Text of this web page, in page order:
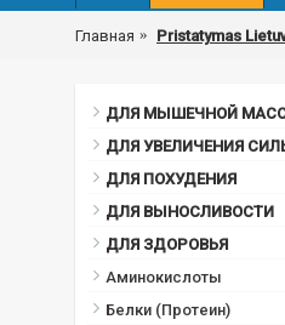
Главная Pristatymas
ДЛЯ МЫШЕЧНОЙ
ДЛЯ УВЕЛИЧЕНИЯ
ДЛЯ ПОХУДЕНИЯ
ДЛЯ ВЫНОСЛИВОСТИ
ДЛЯ ЗДОРОВЬЯ
Аминокислоты
Белки (Протеин)